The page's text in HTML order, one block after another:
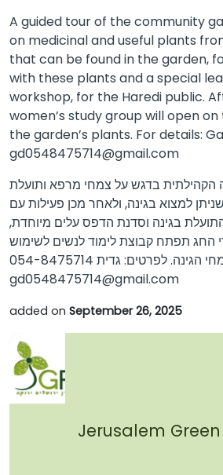
A guided tour of the community
on medicinal and useful plants
that can be found in the garden,
with these plants and a special
workshop, for the Haredi public.
women’s study group will open
the garden’s plants. For details:
gd0548475714@gmail.com
הקהילתית בדגש על צמחי מרפא ותועלת
למצוא בגינה, ולאחר מכן פעילות עם
בגינה וסדנת הדפס עלים מיוחדת,
החג תפתח קבוצת לימוד לנשים לשימוש
בריאותי בצמחי הגינה. לפרטים: גדית 054-8475714,
gd0548475714@gmail.com
added on September 26, 2025
Jerusalem